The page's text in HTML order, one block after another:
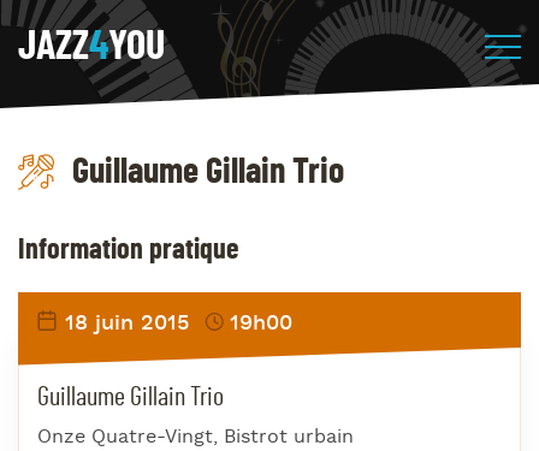
JAZZ4YOU
Guillaume Gillain Trio
Information pratique
18 juin 2015 19h00
Guillaume Gillain Trio
Onze Quatre-Vingt, Bistrot urbain